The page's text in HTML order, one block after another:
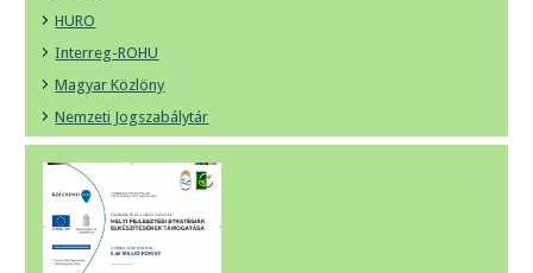
HURO
Interreg-ROHU
Magyar Közlöny
Nemzeti Jogszabálytár